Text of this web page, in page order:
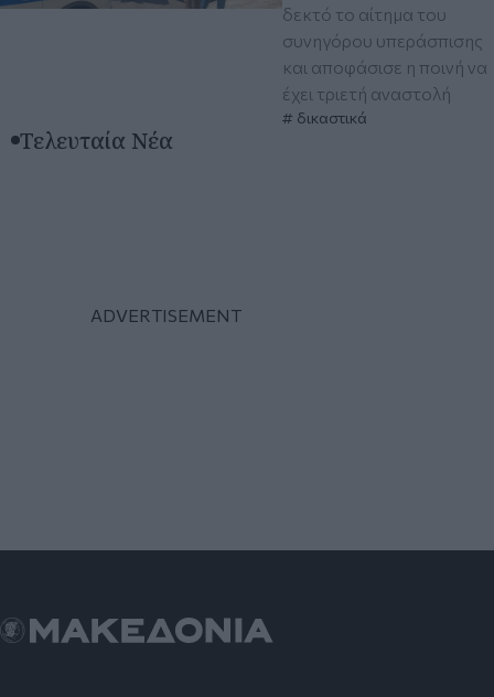
δεκτό το αίτημα του
συνηγόρου υπεράσπισης
και αποφάσισε η ποινή να
έχει τριετή αναστολή
δικαστικά
Τελευταία Νέα